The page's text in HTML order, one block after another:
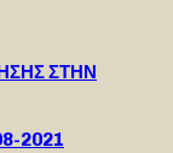
ΣΤΗΝ
2021